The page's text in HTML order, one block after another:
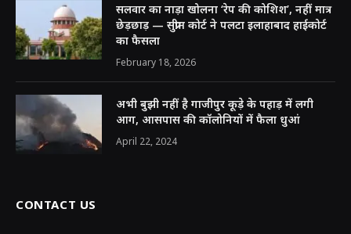
सलवार का नाड़ा खोलना ‘रेप की कोशिश’, नहीं मात्र
छेड़छाड़ — सुप्रीम कोर्ट ने पलटा इलाहाबाद हाईकोर्ट
का फैसला
February 18, 2026
अभी बुझी नहीं है गाजीपुर कूड़े के पहाड़ में लगी
आग, आसपास की कॉलोनियों में फैला धुआं
April 22, 2024
CONTACT US